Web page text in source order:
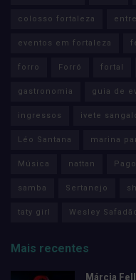
colosso fortaleza
eventos em fortaleza
forro Forró fortal
gastronomia guia de
ingressos ivete
Léo Santana marina
Música nattan
samba Sertanejo
taty girl Wesley
Mais recentes
Márcia